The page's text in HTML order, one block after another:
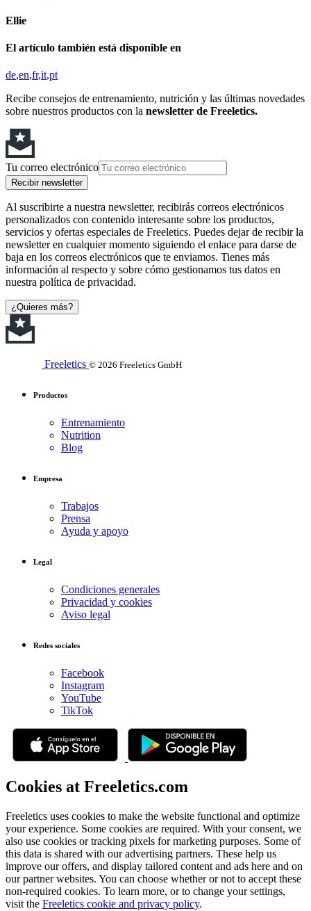
Ellie
El artículo también está disponible en
de en fr it pt
Recibe consejos de entrenamiento, nutrición y las últimas novedades
sobre nuestros productos con la newsletter de Freeletics.
Tu correo electrónico
Recibir newsletter
Al suscribirte a nuestra newsletter, recibirás correos electrónicos
personalizados con contenido interesante sobre los productos,
servicios y ofertas especiales de Freeletics. Puedes dejar de recibir la
newsletter en cualquier momento siguiendo el enlace para darse de
baja en los correos electrónicos que te enviamos. Tienes más
información al respecto y sobre cómo gestionamos tus datos en
nuestra política de privacidad.
¿Quieres más?
Freeletics © 2026 Freeletics GmbH
Productos
Entrenamiento
Nutrition
Blog
Empresa
Trabajos
Prensa
Ayuda y apoyo
Legal
Condiciones generales
Privacidad y cookies
Aviso legal
Redes sociales
Facebook
Instagram
YouTube
TikTok
Cookies at Freeletics.com
Freeletics uses cookies to make the website functional and optimize
your experience. Some cookies are required. With your consent, we
also use cookies or tracking pixels for marketing purposes. Some of
this data is shared with our advertising partners. These help us
improve our offers, and display tailored content and ads here and on
our partner websites. You can choose whether or not to accept these
non-required cookies. To learn more, or to change your settings,
visit the Freeletics cookie and privacy policy.